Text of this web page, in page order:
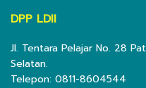
DPP LDII
Jl. Tentara Pelajar No. 28
Selatan.
Telepon: 0811-8604544